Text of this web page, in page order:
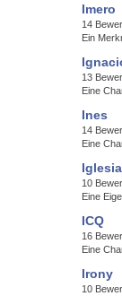
Imero
14
Ein
13
Eine
Ines
14
Eine
10
Eine
ICQ
16
Eine
Irony
10